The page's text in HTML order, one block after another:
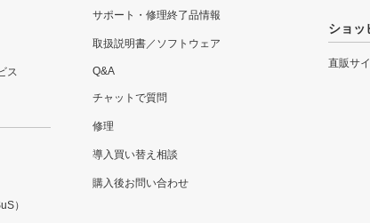
ス
）
サポート・修理終了品情報
取扱説明書／ソフトウェア
Q&A
チャットで質問
修理
導入買い替え相談
購入後お問い合わせ
ショッ
直販サ